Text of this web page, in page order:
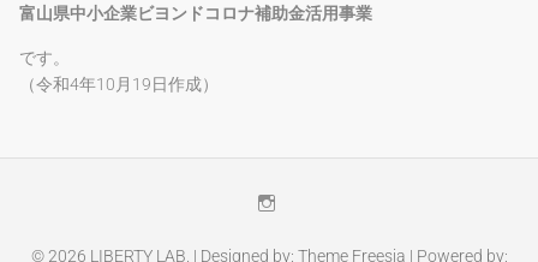
富山県中小企業ビヨンドコロナ補助金活用事業
です。
（令和4年10月19日作成）
Instagram
© 2026 LIBERTY LAB. | Designed by: Theme Freesia | Powered by: